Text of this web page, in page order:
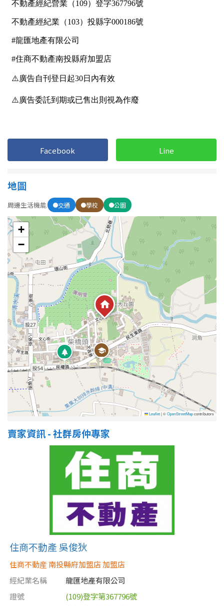
5-10 年
20-30 年 30-40 年
Facebook Line
地圖
周邊生活機能 交通 學校 公園
+
−
Leaflet|©OpenStreetMapcontributors
賣家資訊 - 社群房仲專家
住商不動產 吳俊狄
住商不動産 南投縣府加盟店 加盟店
經紀業名稱
龍匯地產有限公司
證號
(109)登字第367796號